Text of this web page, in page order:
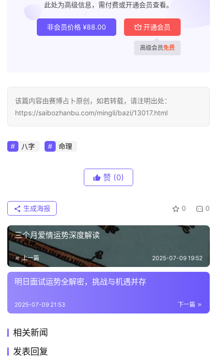
此处为高级信息，需付费或开通会员查看。
非会员价格 ¥88.00 开通会员
高级会员免费
该篇内容由赛博占卜原创，如若转载，请注明出处：
https://saibozhanbu.com/mingli/bazi/13017.html
八字 命理
赞 (0)
0 0
生成海报
三个月爱情运势深度解读
上一篇 2025-07-09 19:52
明日面试运势全解密，挑战与机遇并存
下一篇
2025-07-09 21:53
相关新闻
发表回复